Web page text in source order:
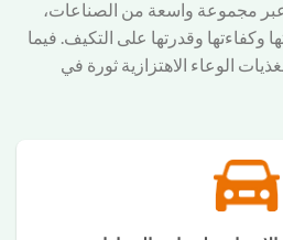
مجموعة واسعة من الصناعات،
وكفاءتها وقدرتها على التكيف. فيما
الوعاء الاهتزازية ثورة في